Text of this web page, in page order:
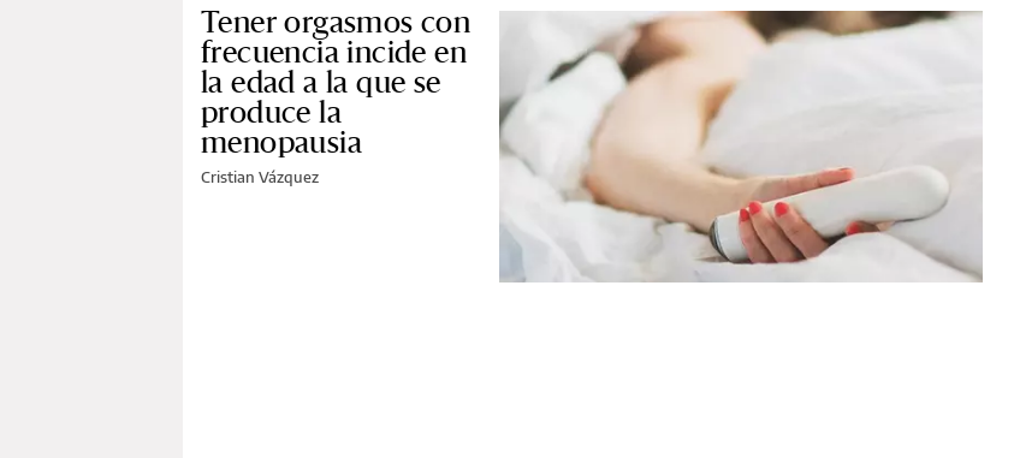
Tener orgasmos con
frecuencia incide en
la edad a la que se
produce la
menopausia
Cristian Vázquez